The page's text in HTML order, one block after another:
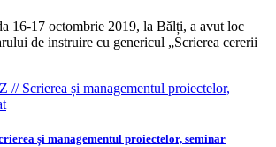
16-17 octombrie 2019, la Bălți, a avut loc
de instruire cu genericul „Scrierea cererii
și managementul proiectelor, seminar